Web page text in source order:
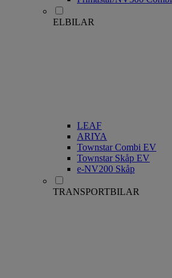
ELBILAR
LEAF
ARIYA
Townstar Combi EV
Townstar Skåp EV
e-NV200 Skåp
TRANSPORTBILAR